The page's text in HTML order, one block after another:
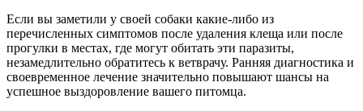
Если вы заметили у своей собаки какие-либо из
перечисленных симптомов после удаления клеща или после
прогулки в местах, где могут обитать эти паразиты,
незамедлительно обратитесь к ветврачу. Ранняя диагностика и
своевременное лечение значительно повышают шансы на
успешное выздоровление вашего питомца.